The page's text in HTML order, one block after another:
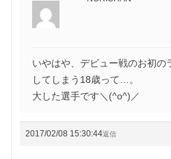
いやはや、デビュー戦のお初の
してしまう18歳って…。
大した選手です＼(^o^)／
2017/02/08 15:30:44返信